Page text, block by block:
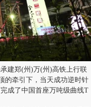
建郑(州)万(州)高铁上行联
的牵引下，当天成功逆时针
成了中国首座万吨级曲线T